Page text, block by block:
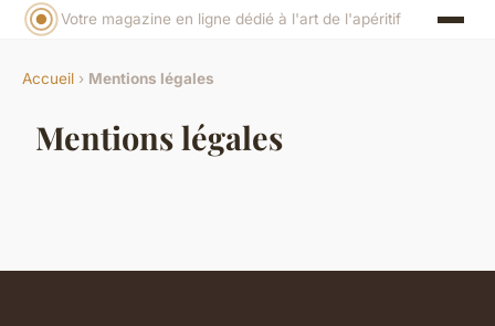
Votre magazine en ligne dédié à l'art de l'apéritif
Accueil › Mentions légales
Mentions légales